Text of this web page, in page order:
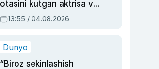
otasini kutgan aktrisa va
dublyaj ustasi Rimma
Ahmedovaning
13:55 / 04.08.2026
Dunyo
“Biroz sekinlashish